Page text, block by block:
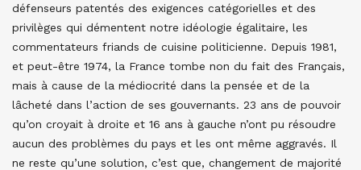
défenseurs patentés des exigences catégorielles et des
privilèges qui démentent notre idéologie égalitaire, les
commentateurs friands de cuisine politicienne. Depuis 1981,
et peut-être 1974, la France tombe non du fait des Français,
mais à cause de la médiocrité dans la pensée et de la
lâcheté dans l’action de ses gouvernants. 23 ans de pouvoir
qu’on croyait à droite et 16 ans à gauche n’ont pu résoudre
aucun des problèmes du pays et les ont même aggravés. Il
ne reste qu’une solution, c’est que, changement de majorité